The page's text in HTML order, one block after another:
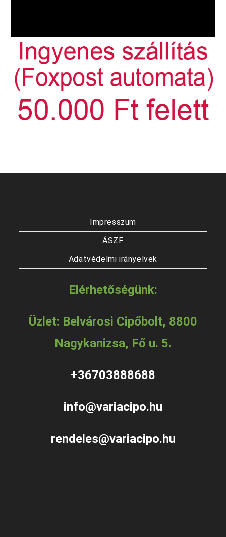
Impresszum
ÁSZF
Adatvédelmi irányelvek
Elérhetőségünk:
Üzlet: Belvárosi Cipőbolt, 8800
Nagykanizsa, Fő u. 5.
+36703888688
info@variacipo.hu
rendeles@variacipo.hu